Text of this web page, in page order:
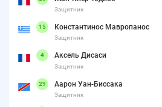
Защитник
15 Константинос Мавропанос
Защитник
4 Аксель Дисаси
Защитник
29 Аарон Уан-Биссака
Защитник